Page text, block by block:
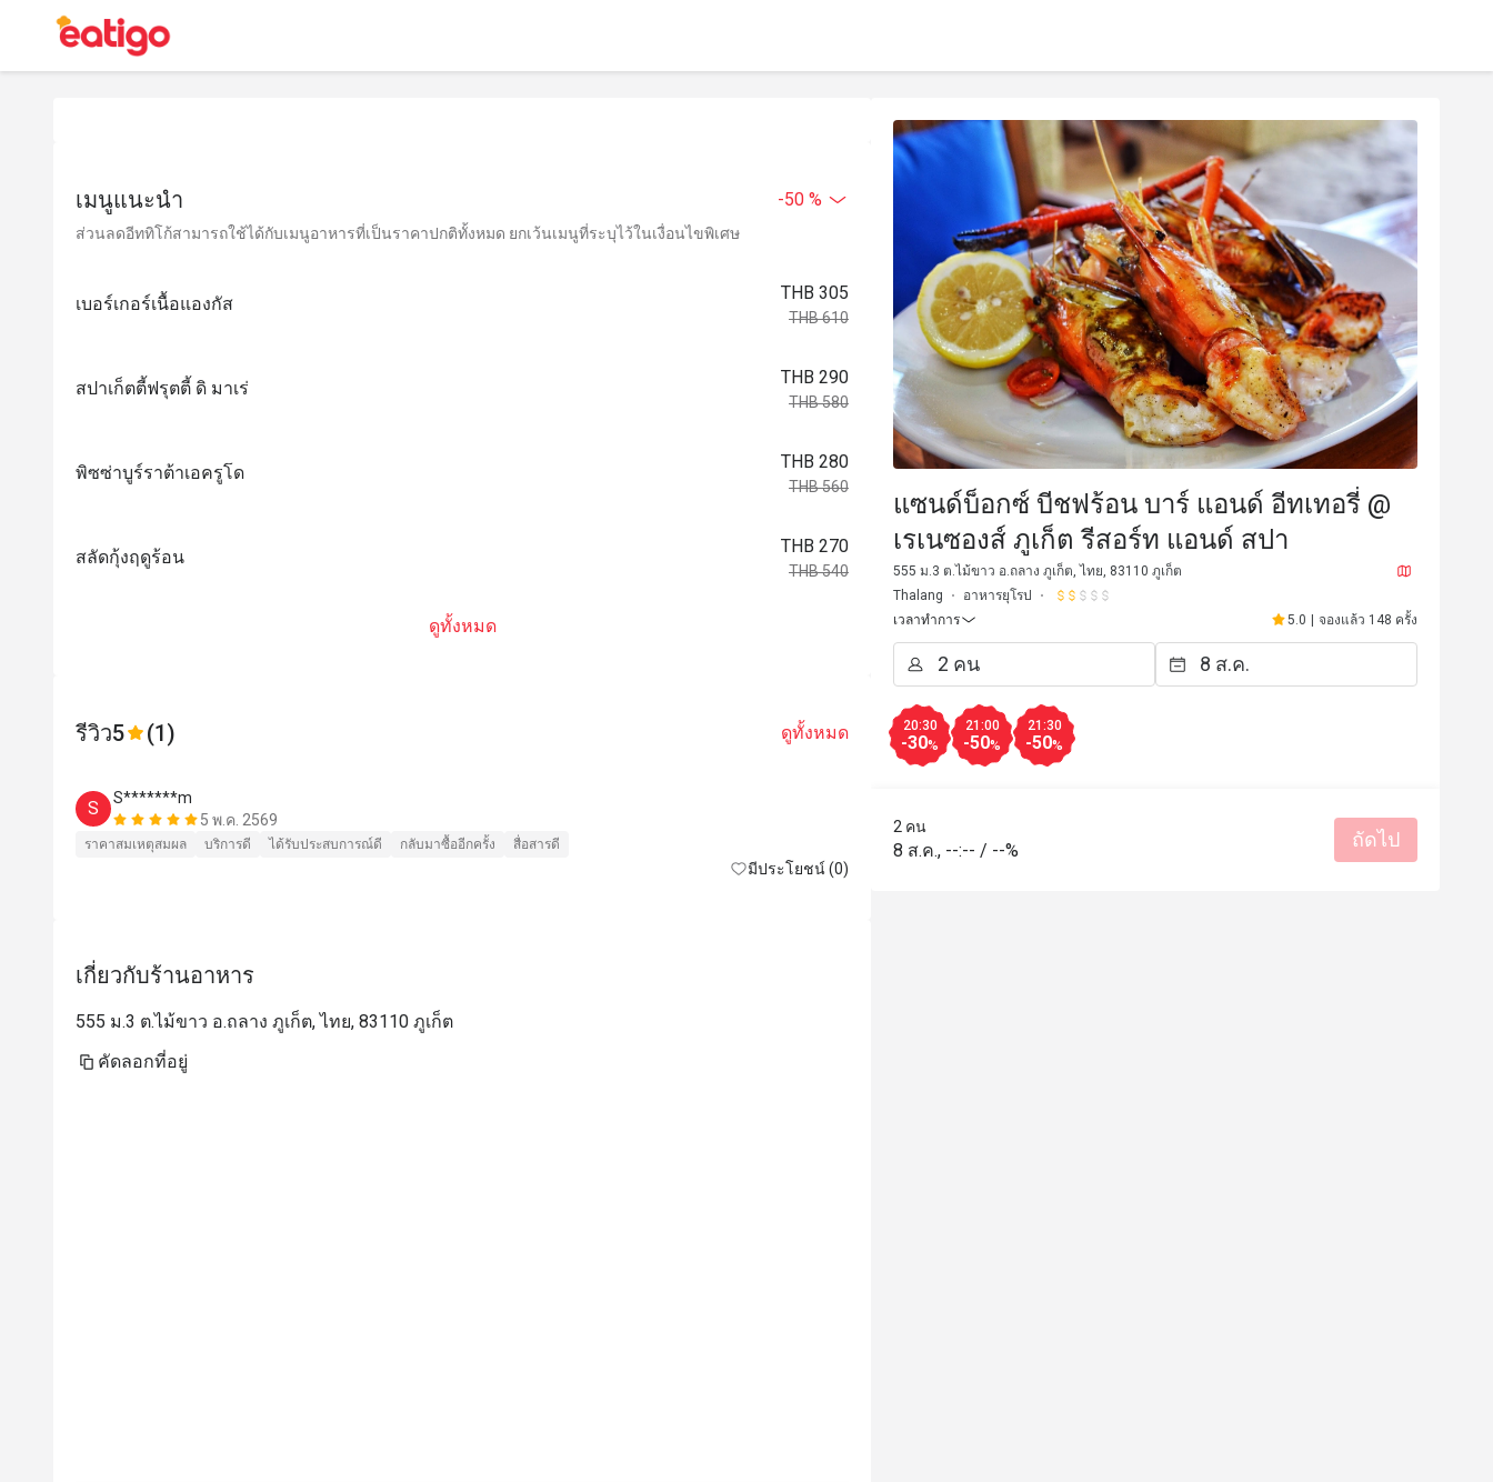
เมนูแนะนำ -50 %
ส่วนลดอีททิโก้สามารถใช้ได้กับเมนูอาหารที่เป็นราคาปกติทั้งหมด ยกเว้นเมนูที่ระบุไว้ในเงื่อนไขพิเศษ
เบอร์เกอร์เนื้อแองกัส
THB 305
THB 610
สปาเก็ตตี้ฟรุตตี้ ดิ มาเร่
THB 290
THB 580
พิซซ่าบูร์ราต้าเอครูโด
THB 280
THB 560
สลัดกุ้งฤดูร้อน
THB 270
THB 540
ดูทั้งหมด
รีวิว5 (1) ดูทั้งหมด
S
S*******m
5 พ.ค. 2569
ราคาสมเหตุสมผล บริการดี ได้รับประสบการณ์ดี กลับมาซื้ออีกครั้ง สื่อสารดี
มีประโยชน์ (0)
เกี่ยวกับร้านอาหาร
555 ม.3 ต.ไม้ขาว อ.ถลาง ภูเก็ต, ไทย, 83110 ภูเก็ต
คัดลอกที่อยู่
แซนด์บ็อกซ์ บีชฟร้อน บาร์ แอนด์ อีทเทอรี่ @
เรเนซองส์ ภูเก็ต รีสอร์ท แอนด์ สปา
555 ม.3 ต.ไม้ขาว อ.ถลาง ภูเก็ต, ไทย, 83110 ภูเก็ต
Thalang
อาหารยุโรป
เวลาทำการ
5.0 จองแล้ว 148 ครั้ง
20:30
-30%
21:00
-50%
21:30
-50%
2 คน
8 ส.ค., --:-- / --% ถัดไป